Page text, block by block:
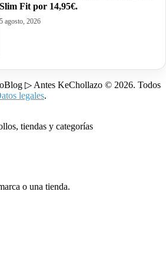
Slim Fit por 14,95€.
5 agosto, 2026
▷ Antes KeChollazo © 2026. Todos
legales.
tiendas y categorías
o una tienda.